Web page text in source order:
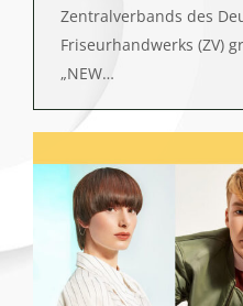
Zentralverbands des
Friseurhandwerks (ZV)
„NEW…